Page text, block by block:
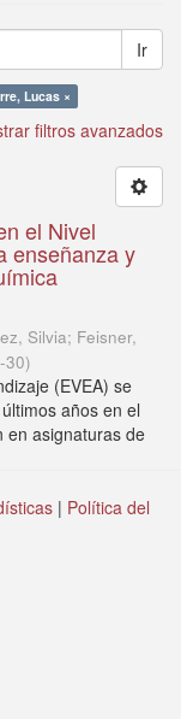
Ir
Lucas ×
filtros avanzados
el Nivel
enseñanza y
Silvia; Feisner,
30)
(EVEA) se
años en el
en asignaturas de
| Política del